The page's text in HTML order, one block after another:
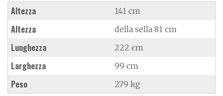
Altezza 141 cm
Altezza della sella 81 cm
Lunghezza 222 cm
Larghezza 99 cm
Peso 279 kg